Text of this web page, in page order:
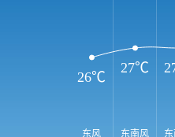
东风 东南风
26℃
27℃